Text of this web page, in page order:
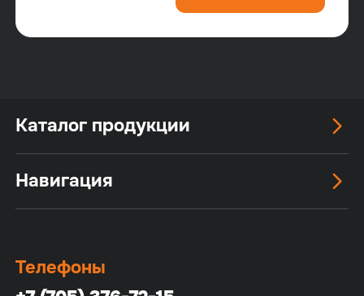
Каталог продукции
Навигация
Телефоны